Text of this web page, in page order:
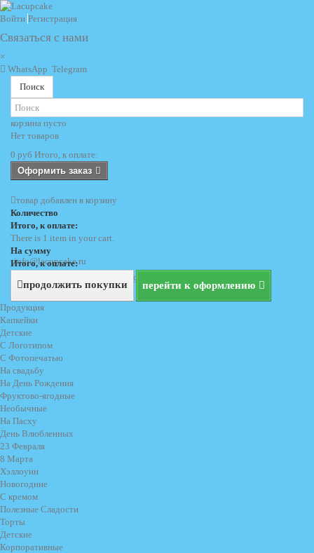
Войти Регистрация
info@lacupcake.ru
+7 (495) 729 69 62
+7 (903) 729 69 62
Связаться с нами
×
WhatsApp Telegram
Поиск
корзина пусто
Нет товаров
0 руб Итого, к оплате:
Оформить заказ
товар добавлен в корзину
Количество
Итого, к оплате:
There is 1 item in your cart.
На сумму
Итого, к оплате:
продолжить покупки перейти к оформлению
Продукция
Капкейки
Детские
С Логотипом
С Фотопечатью
На свадьбу
На День Рождения
Фруктово-ягодные
Необычные
На Пасху
День Влюбленных
23 Февраля
8 Марта
Хэллоуин
Новогодние
С кремом
Полезные Сладости
Торты
Детские
Корпоративные